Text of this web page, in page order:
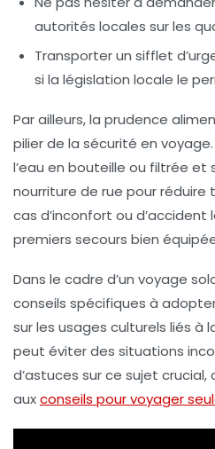
autorités locales sur les
Transporter un sifflet
si la législation locale le
Par ailleurs, la prudence
pilier de la sécurité en
l’eau en bouteille ou filtrée et
nourriture de rue pour réduire
cas d’inconfort ou d’accident
premiers secours bien
Dans le cadre d’un voyage
conseils spécifiques à
sur les usages culturels liés à
peut éviter des situations
d’astuces sur ce sujet
auxconseils pour voyager